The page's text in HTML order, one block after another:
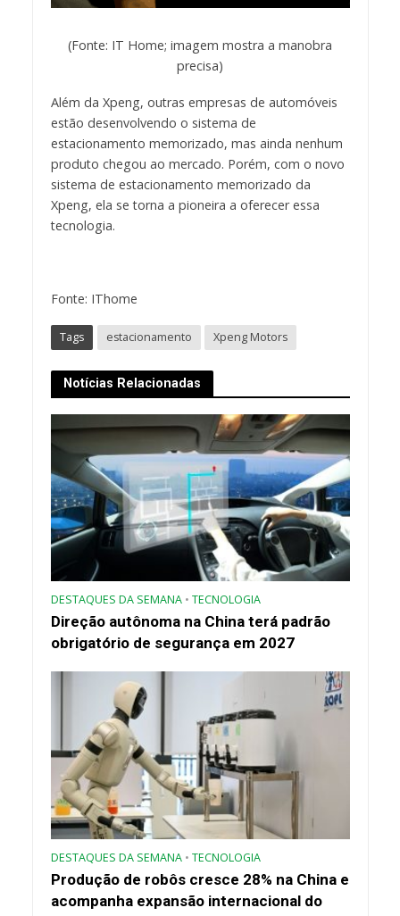
(Fonte: IT Home; imagem mostra a manobra
precisa)
Além da Xpeng, outras empresas de automóveis
estão desenvolvendo o sistema de
estacionamento memorizado, mas ainda nenhum
produto chegou ao mercado. Porém, com o novo
sistema de estacionamento memorizado da
Xpeng, ela se torna a pioneira a oferecer essa
tecnologia.
Fonte: IThome
Tags estacionamento Xpeng Motors
Notícias Relacionadas
DESTAQUES DA SEMANA • TECNOLOGIA
Direção autônoma na China terá padrão
obrigatório de segurança em 2027
DESTAQUES DA SEMANA • TECNOLOGIA
Produção de robôs cresce 28% na China e
acompanha expansão internacional do